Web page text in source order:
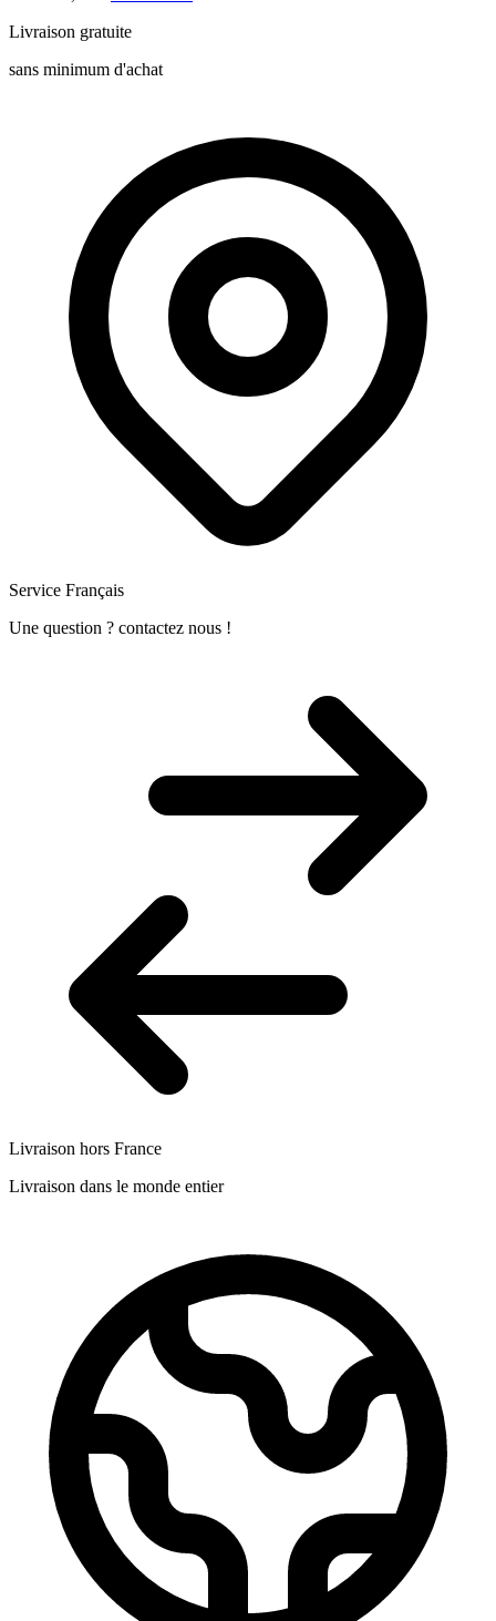
Livraison gratuite
sans minimum d'achat
Service Français
Une question ? contactez nous !
Livraison hors France
Livraison dans le monde entier